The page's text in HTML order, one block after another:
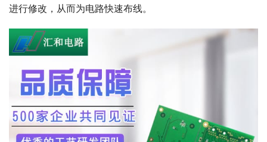
进行修改，从而为电路快速布线。